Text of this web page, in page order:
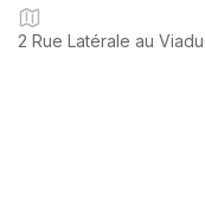
Concept.
🔑 Faites confiance à
📲 Contactez nous
2 Rue Latérale au